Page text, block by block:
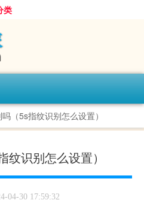
类
（5s指纹识别怎么设置）
识别怎么设置）
04-30 17:59:32